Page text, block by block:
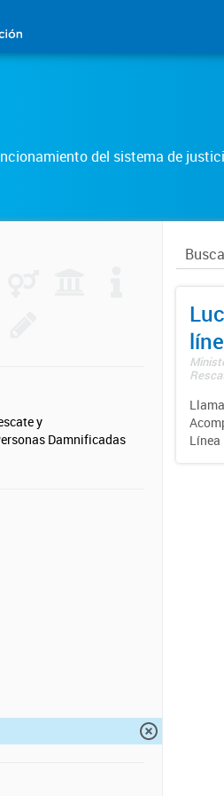
del sistema de
y
Damnificadas
Línea